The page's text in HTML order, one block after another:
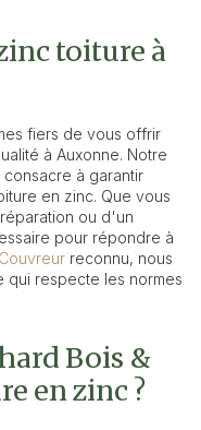
toiture à
fiers de vous offrir
à Auxonne. Notre
à garantir
en zinc. Que vous
ou d'un
pour répondre à
Couvreur reconnu, nous
qui respecte les normes
Bois &
en zinc ?